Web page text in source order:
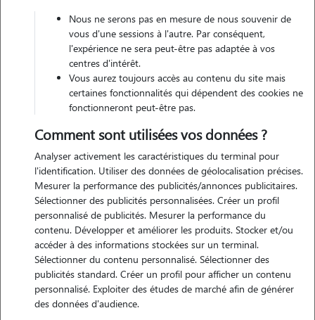
Sarah
TRANS SUR ERDRE 44440
maison
Nous ne serons pas en mesure de nous souvenir de
vous d'une sessions à l'autre. Par conséquent,
l'expérience ne sera peut-être pas adaptée à vos
centres d'intérêt.
Vous aurez toujours accès au contenu du site mais
certaines fonctionnalités qui dépendent des cookies ne
fonctionneront peut-être pas.
Comment sont utilisées vos données ?
Analyser activement les caractéristiques du terminal pour
l'identification. Utiliser des données de géolocalisation précises.
Mesurer la performance des publicités/annonces publicitaires.
Sélectionner des publicités personnalisées. Créer un profil
personnalisé de publicités. Mesurer la performance du
contenu. Développer et améliorer les produits. Stocker et/ou
accéder à des informations stockées sur un terminal.
Sélectionner du contenu personnalisé. Sélectionner des
publicités standard. Créer un profil pour afficher un contenu
personnalisé. Exploiter des études de marché afin de générer
des données d'audience.